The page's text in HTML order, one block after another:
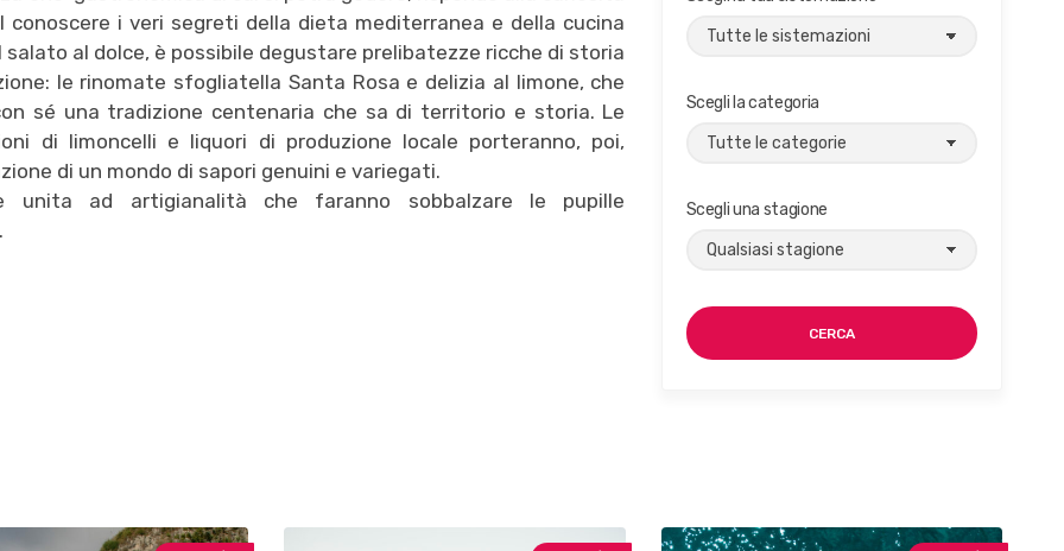
conoscere i veri segreti della dieta mediterranea e della cucina
salato al dolce, è possibile degustare prelibatezze ricche di storia
le rinomate sfogliatella Santa Rosa e delizia al limone, che
sé una tradizione centenaria che sa di territorio e storia. Le
di limoncelli e liquori di produzione locale porteranno, poi,
di un mondo di sapori genuini e variegati.
unita ad artigianalità che faranno sobbalzare le pupille
Scegli la categoria
Scegli una stagione
CERCA